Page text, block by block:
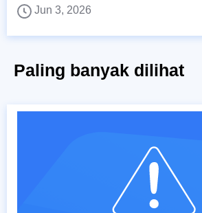
Jun 3, 2026
Paling banyak dilihat